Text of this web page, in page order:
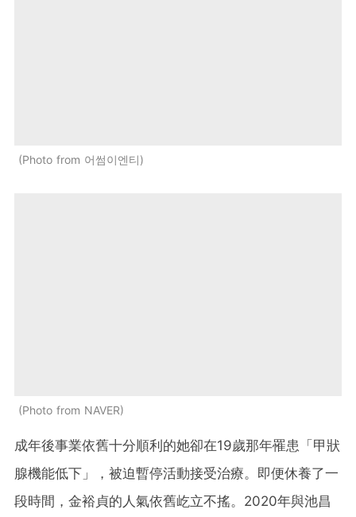
Photo from 어썸이엔티
Photo from NAVER
成年後事業依舊十分順利的她卻在19歲那年罹患「甲狀
腺機能低下」， 被迫暫停活動接受治療。即便休養了一
段時間，金裕貞的人氣依舊屹立不搖。 2020年與池昌